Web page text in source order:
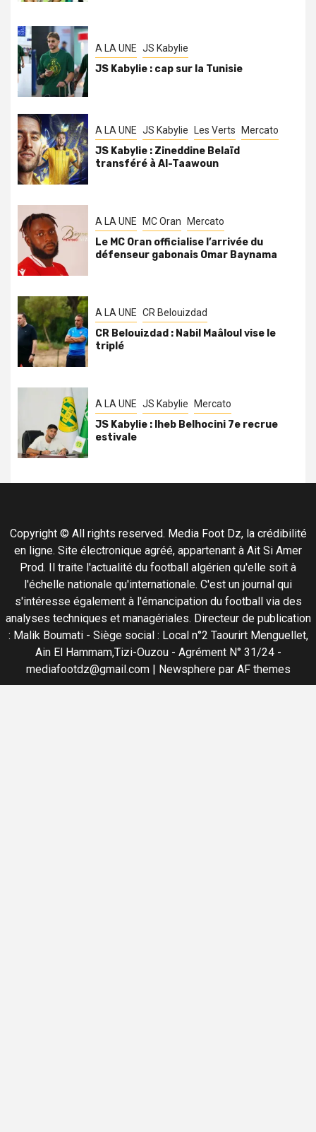
A LA UNE JS Kabylie
JS Kabylie : cap sur la Tunisie
A LA UNE JS Kabylie Les Verts Mercato
JS Kabylie : Zineddine Belaïd
transféré à Al-Taawoun
A LA UNE MC Oran Mercato
Le MC Oran officialise l’arrivée du
défenseur gabonais Omar Baynama
A LA UNE CR Belouizdad
CR Belouizdad : Nabil Maâloul vise le
triplé
A LA UNE JS Kabylie Mercato
JS Kabylie : Iheb Belhocini 7e recrue
estivale
Copyright © All rights reserved. Media Foot Dz, la crédibilité
en ligne. Site électronique agréé, appartenant à Ait Si Amer
Prod. Il traite l'actualité du football algérien qu'elle soit à
l'échelle nationale qu'internationale. C'est un journal qui
s'intéresse également à l'émancipation du football via des
analyses techniques et managériales. Directeur de publication
: Malik Boumati - Siège social : Local n°2 Taourirt Menguellet,
Ain El Hammam,Tizi-Ouzou - Agrément N° 31/24 -
mediafootdz@gmail.com | Newspherepar AF themes